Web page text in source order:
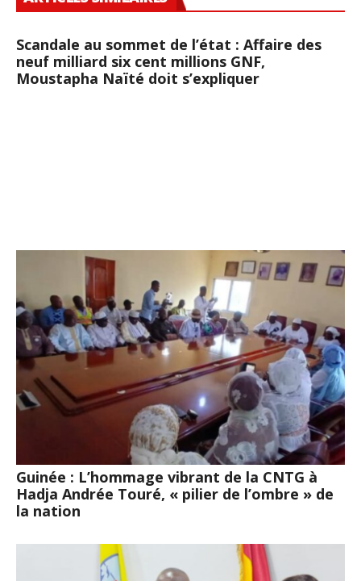
Scandale au sommet de l’état : Affaire des
neuf milliard six cent millions GNF,
Moustapha Naïté doit s’expliquer
Guinée : L’hommage vibrant de la CNTG à
Hadja Andrée Touré, « pilier de l’ombre » de
la nation